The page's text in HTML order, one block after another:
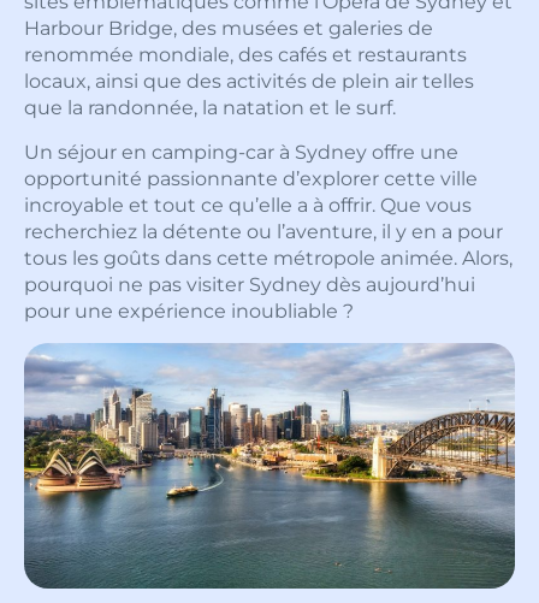
Harbour Bridge, des musées et galeries de
renommée mondiale, des cafés et restaurants
locaux, ainsi que des activités de plein air telles
que la randonnée, la natation et le surf.
Un séjour en camping-car à Sydney offre une
opportunité passionnante d’explorer cette ville
incroyable et tout ce qu’elle a à offrir. Que vous
recherchiez la détente ou l’aventure, il y en a pour
tous les goûts dans cette métropole animée. Alors,
pourquoi ne pas visiter Sydney dès aujourd’hui
pour une expérience inoubliable ?